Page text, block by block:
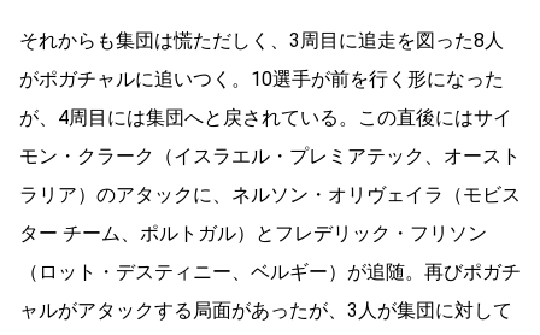
それからも集団は慌ただしく、3周目に追走を図った8人
がポガチャルに追いつく。10選手が前を行く形になった
が、4周目には集団へと戻されている。この直後にはサイ
モン・クラーク（イスラエル・プレミアテック、オースト
ラリア）のアタックに、ネルソン・オリヴェイラ（モビス
ター チーム、ポルトガル）とフレデリック・フリソン
（ロット・デスティニー、ベルギー）が追随。再びポガチ
ャルがアタックする局面があったが、3人が集団に対して